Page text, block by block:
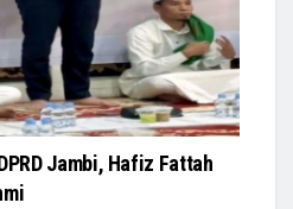
Jambi, Hafiz Fattah